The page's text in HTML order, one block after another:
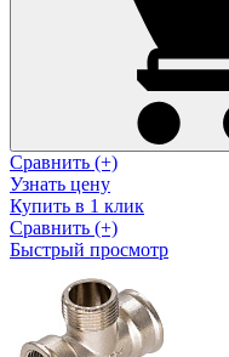
Сравнить (+)
Узнать цену
Купить в 1 клик
Сравнить (+)
Быстрый просмотр